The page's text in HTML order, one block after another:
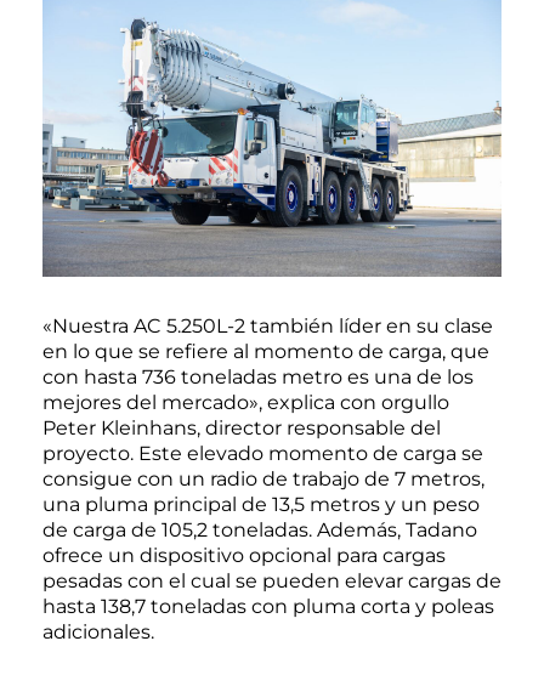
«Nuestra AC 5.250L-2 también líder en su clase
en lo que se refiere al momento de carga, que
con hasta 736 toneladas metro es una de los
mejores del mercado», explica con orgullo
Peter Kleinhans, director responsable del
proyecto. Este elevado momento de carga se
consigue con un radio de trabajo de 7 metros,
una pluma principal de 13,5 metros y un peso
de carga de 105,2 toneladas. Además, Tadano
ofrece un dispositivo opcional para cargas
pesadas con el cual se pueden elevar cargas de
hasta 138,7 toneladas con pluma corta y poleas
adicionales.